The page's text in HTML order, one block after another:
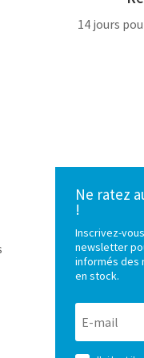
14 jours
Ne ratez
!
Inscrivez-
newsletter
informés des
en stock.